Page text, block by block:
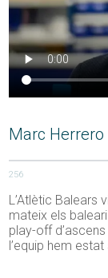
Marc Herrero
256
L’Atlètic Balears
mateix els
play-off
l’equip hem